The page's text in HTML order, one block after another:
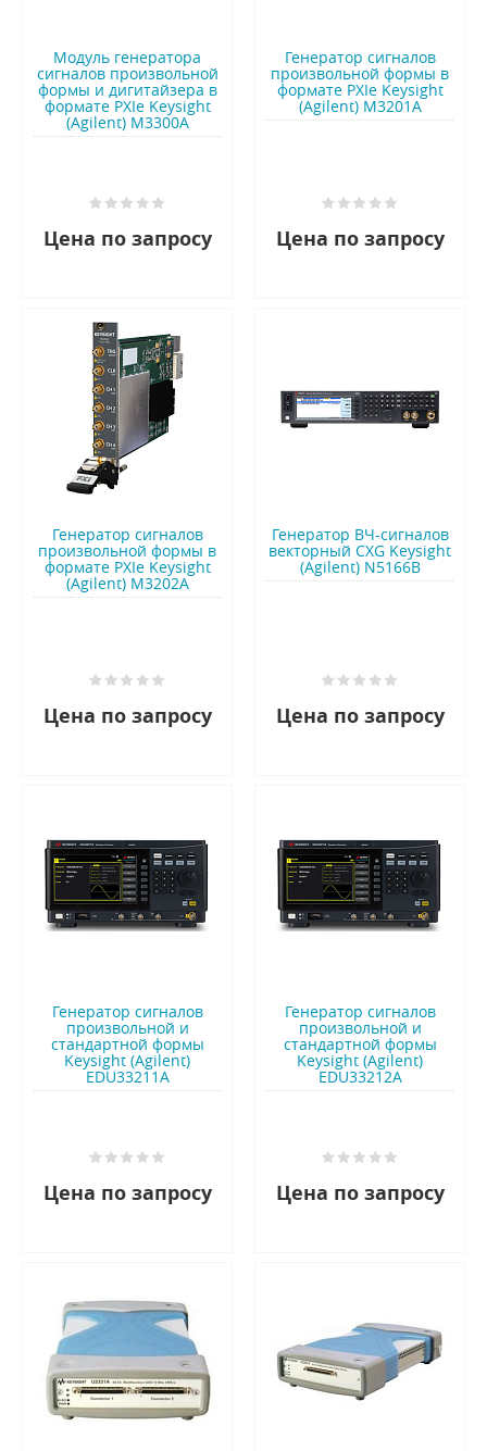
Модуль генератора
сигналов произвольной
формы и дигитайзера в
формате PXIe Keysight
(Agilent) M3300A
Цена по запросу
Генератор сигналов
произвольной формы в
формате PXIe Keysight
(Agilent) M3201A
Цена по запросу
Генератор сигналов
произвольной формы в
формате PXIe Keysight
(Agilent) M3202A
Цена по запросу
Генератор ВЧ-сигналов
векторный CXG Keysight
(Agilent) N5166B
Цена по запросу
Генератор сигналов
произвольной и
стандартной формы
Keysight (Agilent)
EDU33211A
Цена по запросу
Генератор сигналов
произвольной и
стандартной формы
Keysight (Agilent)
EDU33212A
Цена по запросу